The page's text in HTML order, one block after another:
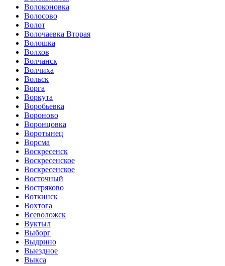
Волоконовка
Волосово
Волот
Волочаевка Вторая
Волошка
Волхов
Волчанск
Волчиха
Вольск
Ворга
Воркута
Воробьевка
Вороново
Воронцовка
Воротынец
Ворсма
Воскресенск
Воскресенское
Воскресенское
Восточный
Востряково
Воткинск
Вохтога
Всеволожск
Вуктыл
Выборг
Выдрино
Выездное
Выкса